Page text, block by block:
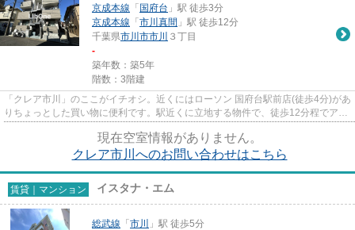
京成本線 「 国府台 」駅 徒歩3分
京成本線 「 市川真間 」駅 徒歩12分
千葉県市川市市川 ３丁目
-
築年数：築5年
階数：3階建
「クレア市川」のここがイチオシ。近くにはローソン 国府台駅前店(徒歩4分)があ
りちょっとした買い物に便利です。駅近くに立地する物件で、徒歩12分程でアク
現在空室情報がありません。
クレア市川へのお問い合わせはこちら
賃貸｜マンション イスタナ・エム
総武線 「 市川
」駅 徒歩5分